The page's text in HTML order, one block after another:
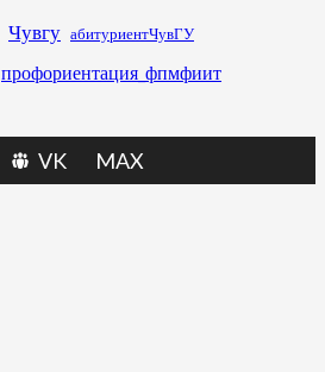
Чувгу абитуриентЧувГУ
профориентация_фпмфиит
VK MAX